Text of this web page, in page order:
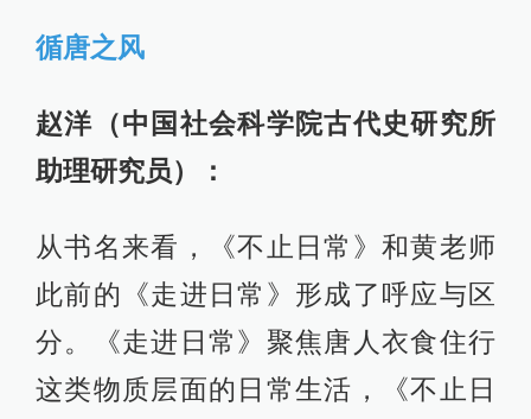
循唐之风
赵洋（中国社会科学院古代史研究所
助理研究员）：
从书名来看，《不止日常》和黄老师
此前的《走进日常》形成了呼应与区
分。《走进日常》聚焦唐人衣食住行
这类物质层面的日常生活，《不止日